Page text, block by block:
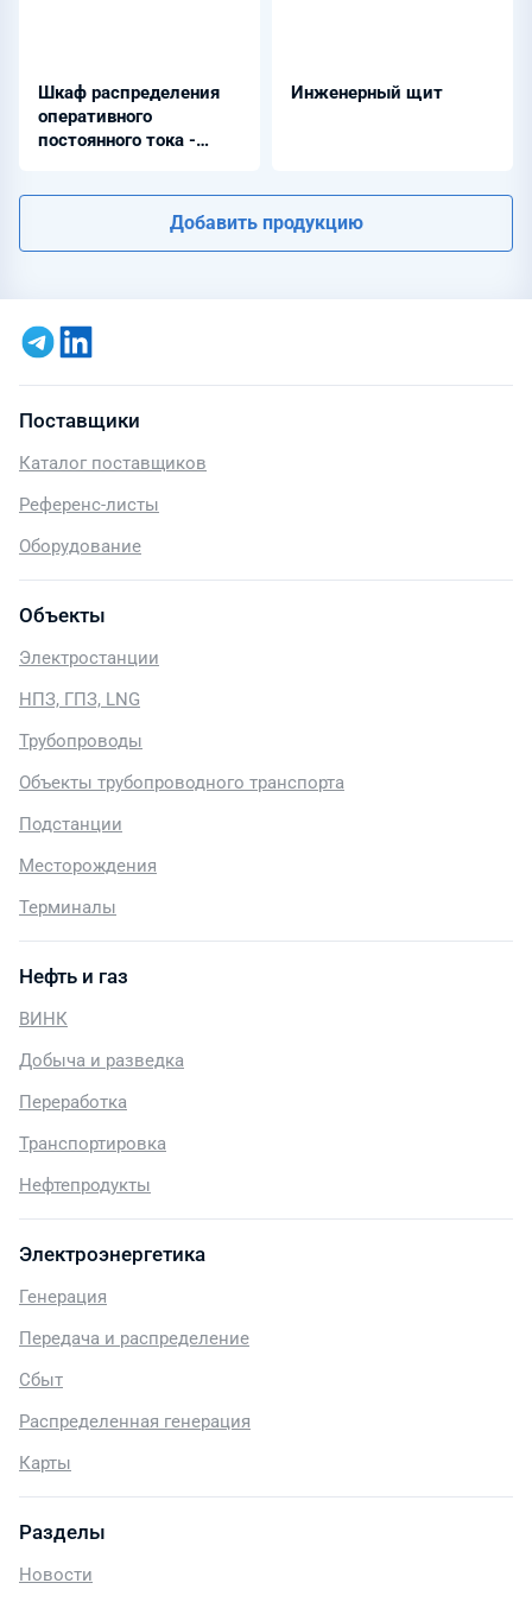
Шкаф распределения
оперативного
постоянного тока -
Инженерный щит
Добавить продукцию
Поставщики
Каталог поставщиков
Референс-листы
Оборудование
Объекты
Электростанции
НПЗ, ГПЗ, LNG
Трубопроводы
Объекты трубопроводного транспорта
Подстанции
Месторождения
Терминалы
Нефть и газ
ВИНК
Добыча и разведка
Переработка
Транспортировка
Нефтепродукты
Электроэнергетика
Генерация
Передача и распределение
Сбыт
Распределенная генерация
Карты
Разделы
Новости